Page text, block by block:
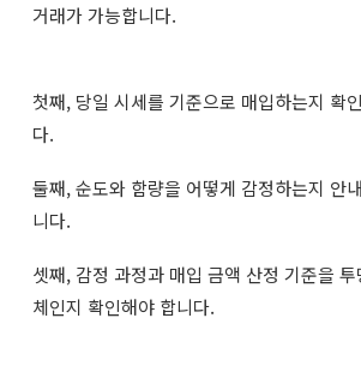
거래가 가능합니다.
첫째, 당일 시세를 기준으로 매입하는지 확
다.
둘째, 순도와 함량을 어떻게 감정하는지 안
니다.
셋째, 감정 과정과 매입 금액 산정 기준을
체인지 확인해야 합니다.